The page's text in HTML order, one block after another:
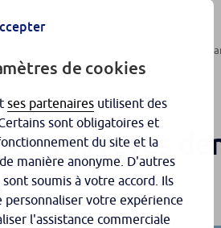
nouvelle souscription d’un contrat
jusqu’à 28 ans inclus.
vos rêves
de cookies
ses partenaires utilisent des
sont obligatoires et
du site et la
manière anonyme. D'autres
soumis à votre accord. Ils
votre expérience
l'assistance commerciale